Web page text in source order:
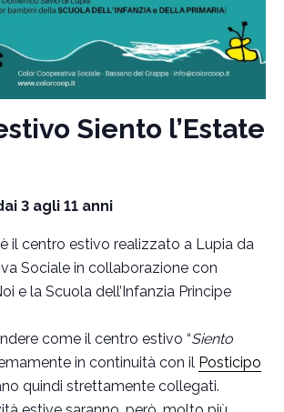
Siento l’Estate
3 agli 11 anni
il centro estivo realizzato a Lupia da
Sociale in collaborazione con
e la Scuola dell’Infanzia Principe
come il centro estivo “Siento
in continuità con il Posticipo
quindi strettamente collegati.